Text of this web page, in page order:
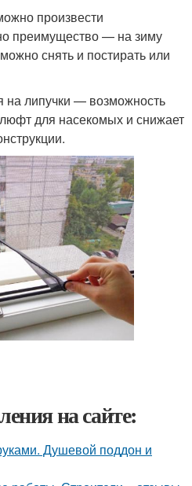
произвести
преимущество — на зиму
снять и постирать или
на липучки — возможность
для насекомых и снижает
на сайте:
Душевой поддон и